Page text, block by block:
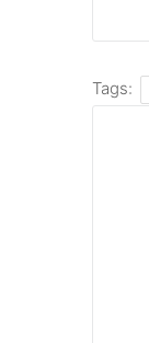
Tags: